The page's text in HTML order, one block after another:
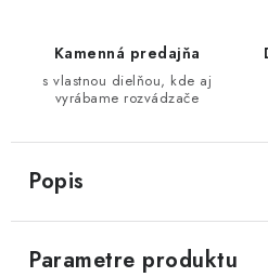
Obchodné podmienky
Ochrana
Reklamačný poriadok
Kontakt
Kamenná predajňa
s vlastnou dielňou, kde aj
vyrábame rozvádzače
Popis
Parametre produktu